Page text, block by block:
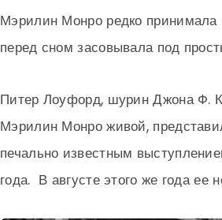
Мэрилин Монро редко принимала
перед сном засовывала под
Питер Лоуфорд, шурин Джона Ф.
Мэрилин Монро живой,
печально известным
года. В августе этого же года ее